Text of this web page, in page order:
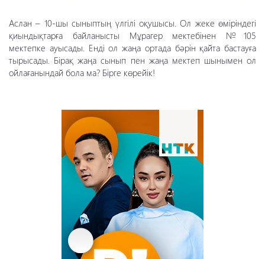
Аслан – 10-шы сыныптың үлгілі оқушысы. Ол жеке өміріндегі
қиындықтарға байланысты Мұрагер мектебінен №105
мектепке ауысады. Енді ол жаңа ортада бәрін қайта бастауға
тырысады. Бірақ жаңа сынып пен жаңа мектеп шынымен ол
ойлағанындай бола ма? Бірге көрейік!